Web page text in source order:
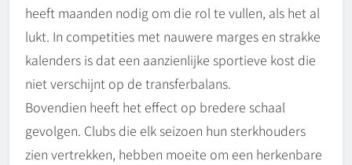
heeft maanden nodig om die rol te vullen, als het al
lukt. In competities met nauwere marges en strakke
kalenders is dat een aanzienlijke sportieve kost die
niet verschijnt op de transferbalans.
Bovendien heeft het effect op bredere schaal
gevolgen. Clubs die elk seizoen hun sterkhouders
zien vertrekken, hebben moeite om een herkenbare